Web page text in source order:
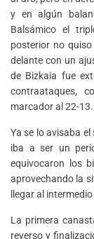
y en algún
Balsámico el
posterior no
delante con un
de Bizkaia fue
contraataques,
marcador al 22-13.
Ya se lo avisaba
iba a ser un
equivocaron los
aprovechando la
llegar al
La primera
reverso y